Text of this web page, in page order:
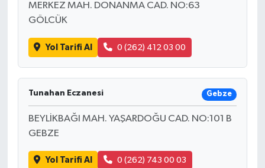
MERKEZ MAH. DONANMA CAD. NO:63
GÖLCÜK
Yol Tarifi Al 0 (262) 412 03 00
Tunahan Eczanesi Gebze
BEYLİKBAĞI MAH. YAŞARDOĞU CAD. NO:101 B
GEBZE
Yol Tarifi Al 0 (262) 743 00 03